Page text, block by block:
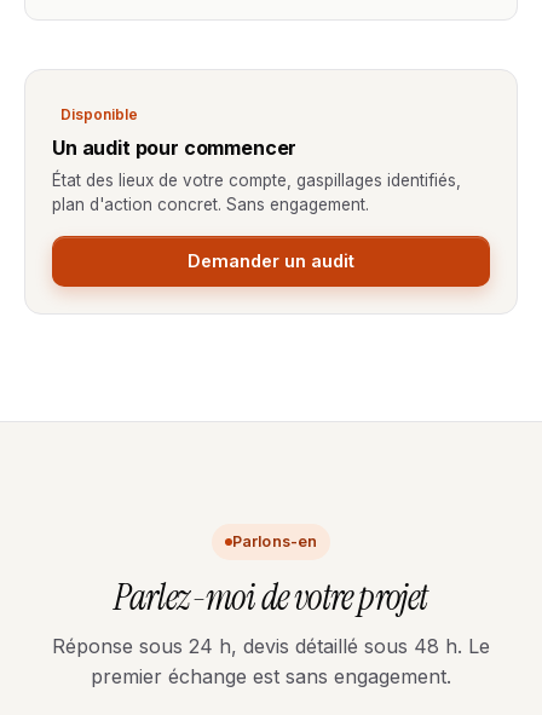
Disponible
Un audit pour commencer
État des lieux de votre compte, gaspillages identifiés,
plan d'action concret. Sans engagement.
Demander un audit
Parlons-en
Parlez-moi de votre projet
Réponse sous 24 h, devis détaillé sous 48 h. Le
premier échange est sans engagement.